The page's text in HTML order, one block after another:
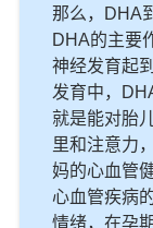
那么，DHA
DHA的主要
神经发育起
发育中，
就是能对胎
里和注意力
妈的心血管
心血管疾病
情绪，在孕